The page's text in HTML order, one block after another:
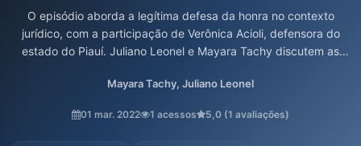
O episódio aborda a legítima defesa da honra no contexto
jurídico, com a participação de Verônica Acioli, defensora do
estado do Piauí. Juliano Leonel e Mayara Tachy discutem as
relevância para a plenitude de defesa em casos de violência de
utilização desse argumento em tribunais e suas consequências.
Mayara Tachy, Juliano Leonel
01 mar. 2022 1 acessos 5,0 (1 avaliações)